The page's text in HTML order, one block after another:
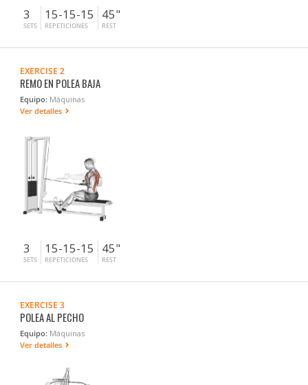
3
SETS
15-15-15
REPETICIONES
45"
REST
EXERCISE 2
REMO EN POLEA BAJA
Equipo: Máquinas
Ver detalles
3
SETS
15-15-15
REPETICIONES
45"
REST
EXERCISE 3
POLEA AL PECHO
Equipo: Máquinas
Ver detalles